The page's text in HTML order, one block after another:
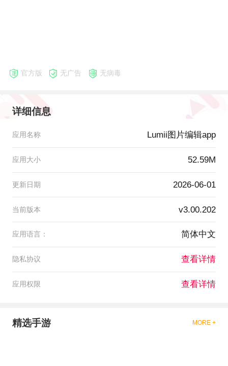
官方版 无广告 无病毒
详细信息
应用名称 Lumii图片编辑app
应用大小 52.59M
更新日期 2026-06-01
当前版本 v3.00.202
应用语言： 简体中文
隐私协议 查看详情
应用权限 查看详情
精选手游 MORE +